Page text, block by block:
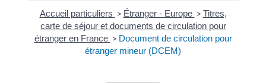
Accueil particuliers > Étranger - Europe > Titres,
carte de séjour et documents de circulation pour
étranger en France > Document de circulation pour
étranger mineur (DCEM)